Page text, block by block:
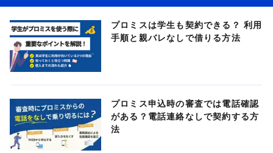
プロミスは学生も契約できる？ 利用
手順と親バレなしで借りる方法
プロミス申込時の審査では電話確認
がある？電話連絡なしで契約する方
法